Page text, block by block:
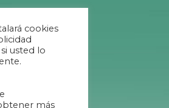
cookies
usted lo
más